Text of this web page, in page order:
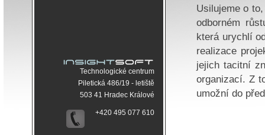
Technologické centrum
Piletická 486/19 - letiště
503 41 Hradec Králové
+420 495 077 610
Usilujeme o
odborném
která urychlí
realizace
jejich tacitní
organizací. Z
umožní do